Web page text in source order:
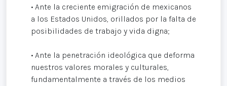
• Ante la creciente emigración de mexicanos
a los Estados Unidos, orillados por la falta de
posibilidades de trabajo y vida digna;
• Ante la penetración ideológica que deforma
nuestros valores morales y culturales,
fundamentalmente a través de los medios